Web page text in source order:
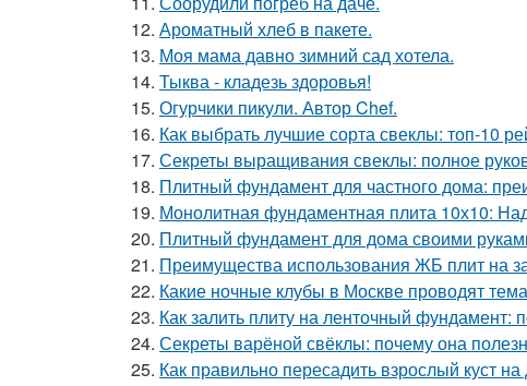
12. Ароматный хлеб в пакете.
13. Моя мама давно зимний сад хотела.
14. Тыква - кладезь здоровья!
15. Огурчики пикули. Автор Chef.
16. Как выбрать лучшие сорта свеклы: топ-10
17. Секреты выращивания свеклы: полное
18. Плитный фундамент для частного дома:
19. Монолитная фундаментная плита 10х10:
20. Плитный фундамент для дома своими
21. Преимущества использования ЖБ плит на
22. Какие ночные клубы в Москве проводят
23. Как залить плиту на ленточный фундамент:
24. Секреты варёной свёклы: почему она
25. Как правильно пересадить взрослый куст